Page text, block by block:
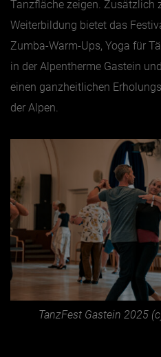
Tanzfläche zeigen. Zusätzlich
Weiterbildung bietet das
Zumba-Warm-Ups, Yoga für
in der Alpentherme Gastein
einen ganzheitlichen
der Alpen.
TanzFest Gastein 2025